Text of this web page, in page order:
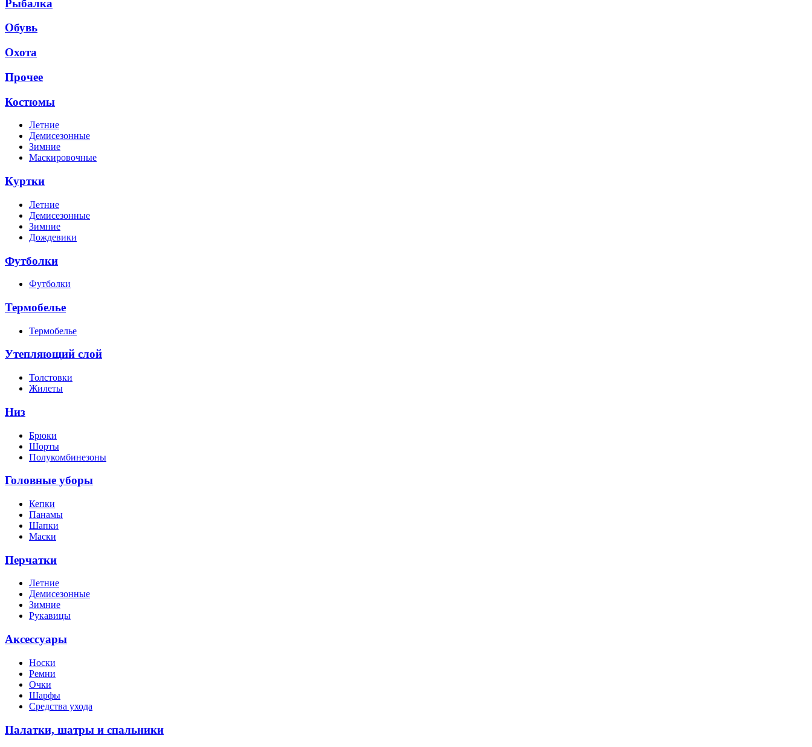
Рыбалка
Обувь
Охота
Прочее
Костюмы
Летние
Демисезонные
Зимние
Маскировочные
Куртки
Летние
Демисезонные
Зимние
Дождевики
Футболки
Футболки
Термобелье
Термобелье
Утепляющий слой
Толстовки
Жилеты
Низ
Брюки
Шорты
Полукомбинезоны
Головные уборы
Кепки
Панамы
Шапки
Маски
Перчатки
Летние
Демисезонные
Зимние
Рукавицы
Аксессуары
Носки
Ремни
Очки
Шарфы
Средства ухода
Палатки, шатры и спальники